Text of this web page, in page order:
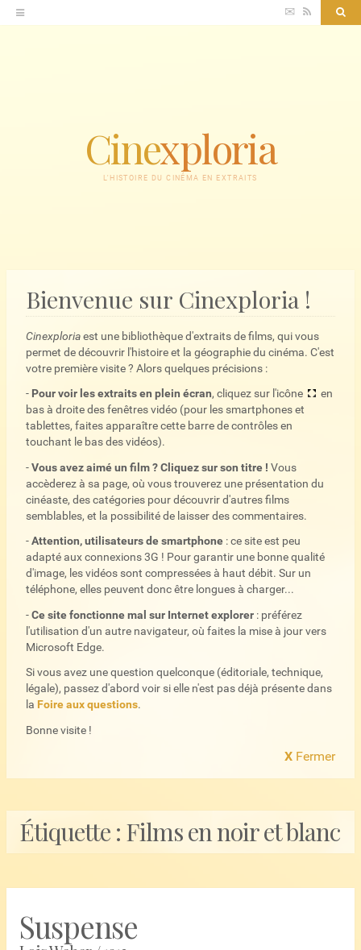
Accéder
au
✉ RSS
Cinexploria
L'HISTOIRE DU CINÉMA EN EXTRAITS
Bienvenue sur Cinexploria !
Cinexploriaest une bibliothèque d'extraits de films, qui vous
permet de découvrir l'histoire et la géographie du cinéma. C'est
votre première visite ? Alors quelques précisions :
- Pour voir les extraits en plein écran, cliquez sur l'icône
en
bas à droite des fenêtres vidéo (pour les smartphones et
tablettes, faites apparaître cette barre de contrôles en
touchant le bas des vidéos).
-Vous avez aimé un film ? Cliquez sur son titre ! Vous
accèderez à sa page, où vous trouverez une présentation du
cinéaste, des catégories pour découvrir d'autres films
semblables, et la possibilité de laisser des commentaires.
-Attention, utilisateurs de smartphone : ce site est peu
adapté aux connexions 3G ! Pour garantir une bonne qualité
d'image, les vidéos sont compressées à haut débit. Sur un
téléphone, elles peuvent donc être longues à charger...
-Ce site fonctionne mal sur Internet explorer : préférez
l'utilisation d'un autre navigateur, où faites la mise à jour vers
Microsoft Edge.
Si vous avez une question quelconque (éditoriale, technique,
légale), passez d'abord voir si elle n'est pas déjà présente dans
la Foire aux questions.
Bonne visite !
X Fermer
Étiquette : Films en noir et blanc
Suspense